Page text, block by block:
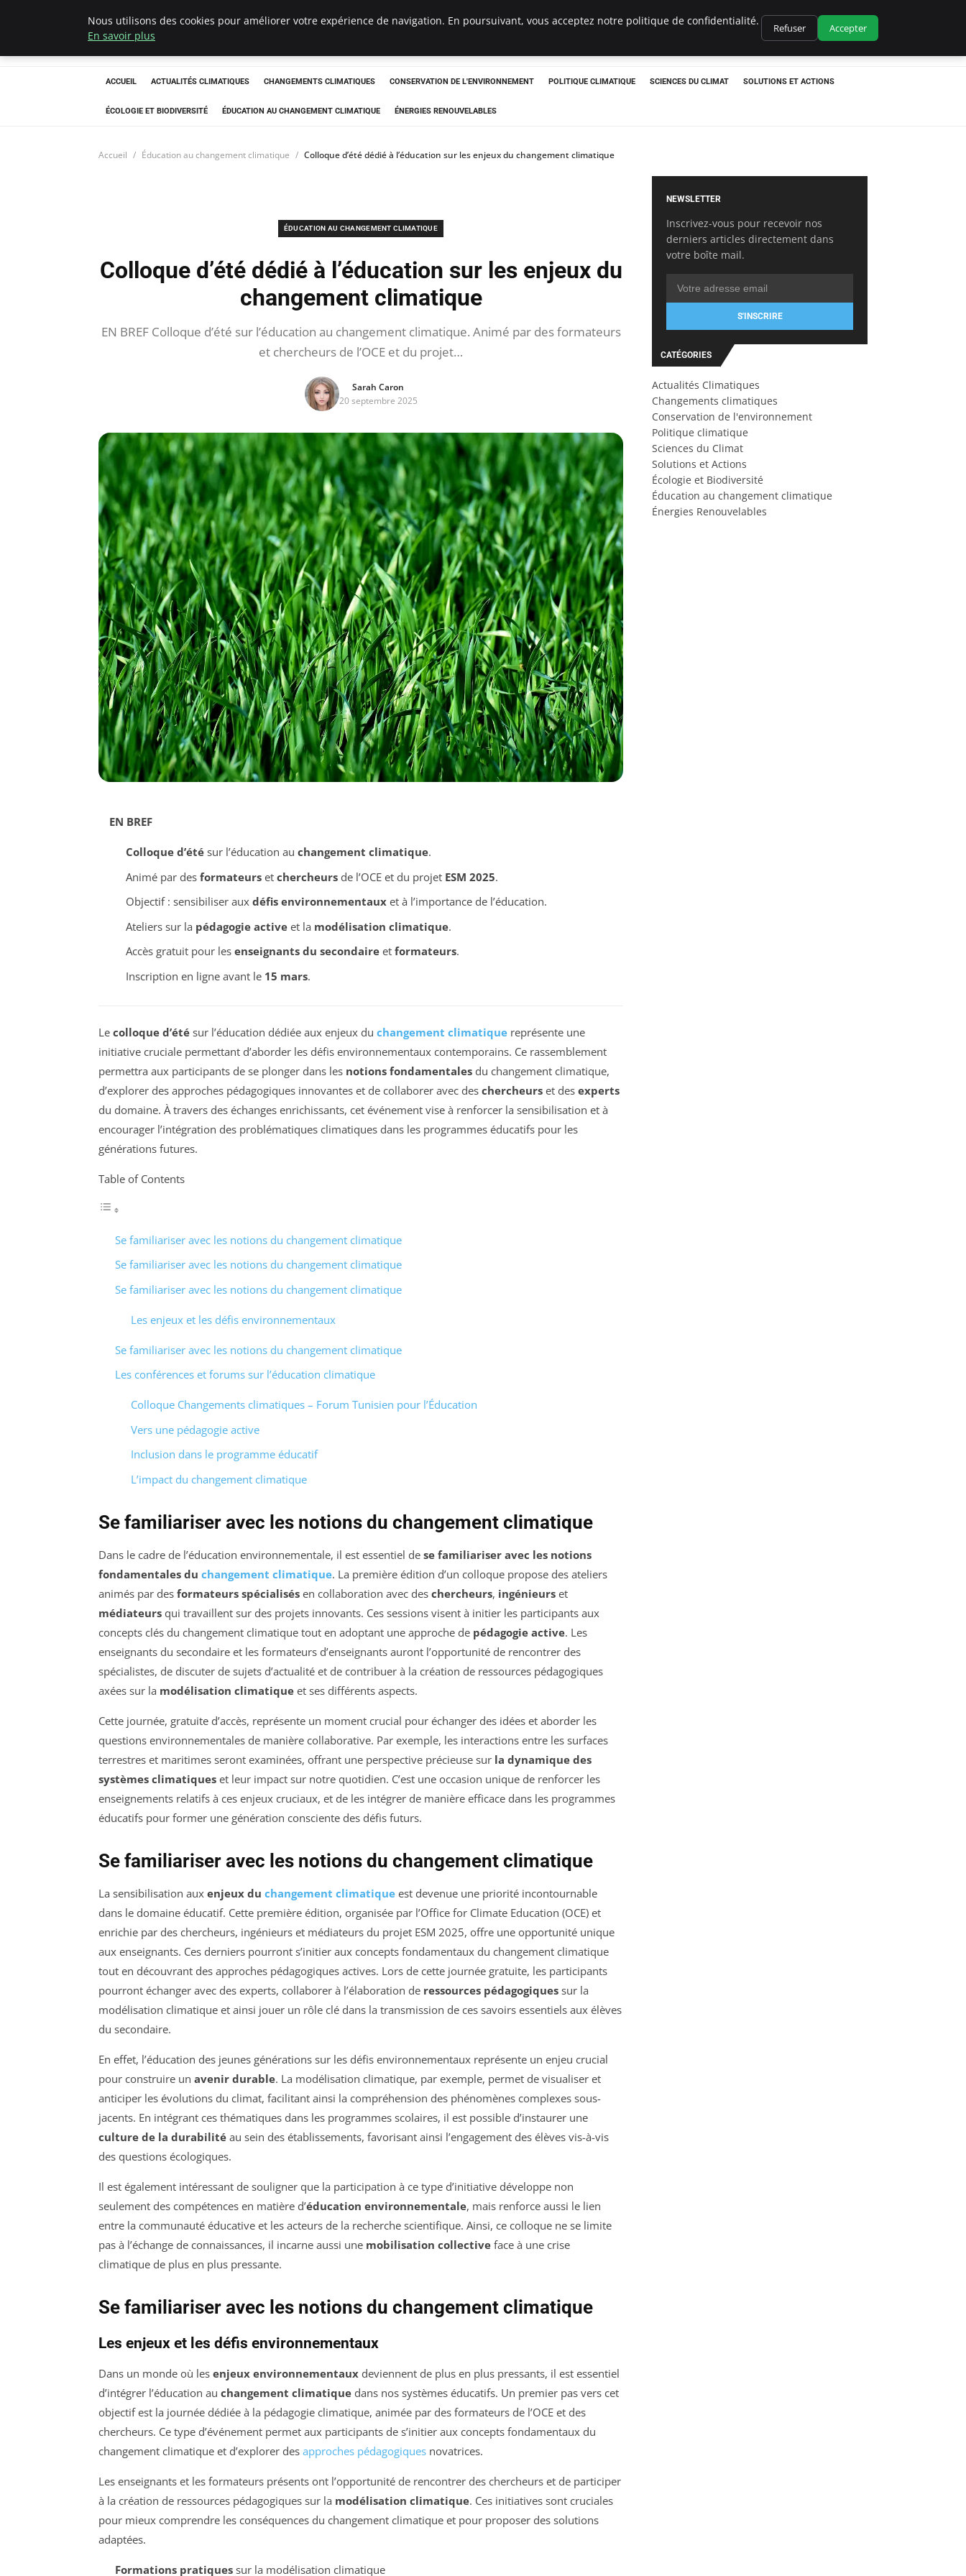
Climatedebtagents
ACCUEIL ACTUALITÉS CLIMATIQUES CHANGEMENTS CLIMATIQUES CONSERVATION DE L'ENVIRONNEMENT POLITIQUE CLIMATIQUE SCIENCES DU CLIMAT SOLUTIONS ET ACTIONS
ÉCOLOGIE ET BIODIVERSITÉ ÉDUCATION AU CHANGEMENT CLIMATIQUE ÉNERGIES RENOUVELABLES
Accueil Éducation au changement climatique Colloque d’été dédié à l’éducation sur les enjeux du changement climatique
ÉDUCATION AU CHANGEMENT CLIMATIQUE
Colloque d’été dédié à l’éducation sur les enjeux du
changement climatique
EN BREF Colloque d’été sur l’éducation au changement climatique. Animé par des formateurs
et chercheurs de l’OCE et du projet…
Sarah Caron
20 septembre 2025
EN BREF
Colloque d’étésur l’éducation au changement climatique.
Animé par des formateurset chercheursde l’OCE et du projet ESM 2025.
Objectif : sensibiliser aux défis environnementauxet à l’importance de l’éducation.
Ateliers sur la pédagogie activeet la modélisation climatique.
Accès gratuit pour les enseignants du secondaireet formateurs.
Inscription en ligne avant le 15 mars.
Le colloque d’été sur l’éducation dédiée aux enjeux du changement climatique représente une
initiative cruciale permettant d’aborder les défis environnementaux contemporains. Ce rassemblement
permettra aux participants de se plonger dans les notions fondamentales du changement climatique,
d’explorer des approches pédagogiques innovantes et de collaborer avec des chercheurs et des experts
du domaine. À travers des échanges enrichissants, cet événement vise à renforcer la sensibilisation et à
encourager l’intégration des problématiques climatiques dans les programmes éducatifs pour les
générations futures.
Table of Contents
Se familiariser avec les notions du changement climatique
Se familiariser avec les notions du changement climatique
Se familiariser avec les notions du changement climatique
Les enjeux et les défis environnementaux
Se familiariser avec les notions du changement climatique
Les conférences et forums sur l’éducation climatique
Colloque Changements climatiques – Forum Tunisien pour l’Éducation
Vers une pédagogie active
Inclusion dans le programme éducatif
L’impact du changement climatique
Se familiariser avec les notions du changement climatique
Dans le cadre de l’éducation environnementale, il est essentiel de se familiariser avec les notions
fondamentales du changement climatique. La première édition d’un colloque propose des ateliers
animés par des formateurs spécialisés en collaboration avec des chercheurs, ingénieurs et
médiateurs qui travaillent sur des projets innovants. Ces sessions visent à initier les participants aux
concepts clés du changement climatique tout en adoptant une approche de pédagogie active. Les
enseignants du secondaire et les formateurs d’enseignants auront l’opportunité de rencontrer des
spécialistes, de discuter de sujets d’actualité et de contribuer à la création de ressources pédagogiques
axées sur la modélisation climatique et ses différents aspects.
Cette journée, gratuite d’accès, représente un moment crucial pour échanger des idées et aborder les
questions environnementales de manière collaborative. Par exemple, les interactions entre les surfaces
terrestres et maritimes seront examinées, offrant une perspective précieuse sur la dynamique des
systèmes climatiques et leur impact sur notre quotidien. C’est une occasion unique de renforcer les
enseignements relatifs à ces enjeux cruciaux, et de les intégrer de manière efficace dans les programmes
éducatifs pour former une génération consciente des défis futurs.
Se familiariser avec les notions du changement climatique
La sensibilisation aux enjeux du changement climatique est devenue une priorité incontournable
dans le domaine éducatif. Cette première édition, organisée par l’Office for Climate Education (OCE) et
enrichie par des chercheurs, ingénieurs et médiateurs du projet ESM 2025, offre une opportunité unique
aux enseignants. Ces derniers pourront s’initier aux concepts fondamentaux du changement climatique
tout en découvrant des approches pédagogiques actives. Lors de cette journée gratuite, les participants
pourront échanger avec des experts, collaborer à l’élaboration de ressources pédagogiques sur la
modélisation climatique et ainsi jouer un rôle clé dans la transmission de ces savoirs essentiels aux élèves
du secondaire.
En effet, l’éducation des jeunes générations sur les défis environnementaux représente un enjeu crucial
pour construire un avenir durable. La modélisation climatique, par exemple, permet de visualiser et
anticiper les évolutions du climat, facilitant ainsi la compréhension des phénomènes complexes sous-
jacents. En intégrant ces thématiques dans les programmes scolaires, il est possible d’instaurer une
culture de la durabilité au sein des établissements, favorisant ainsi l’engagement des élèves vis-à-vis
des questions écologiques.
Il est également intéressant de souligner que la participation à ce type d’initiative développe non
seulement des compétences en matière d’éducation environnementale, mais renforce aussi le lien
entre la communauté éducative et les acteurs de la recherche scientifique. Ainsi, ce colloque ne se limite
pas à l’échange de connaissances, il incarne aussi une mobilisation collective face à une crise
climatique de plus en plus pressante.
Se familiariser avec les notions du changement climatique
Les enjeux et les défis environnementaux
Dans un monde où les enjeux environnementaux deviennent de plus en plus pressants, il est essentiel
d’intégrer l’éducation au changement climatique dans nos systèmes éducatifs. Un premier pas vers cet
objectif est la journée dédiée à la pédagogie climatique, animée par des formateurs de l’OCE et des
chercheurs. Ce type d’événement permet aux participants de s’initier aux concepts fondamentaux du
changement climatique et d’explorer des approches pédagogiques novatrices.
Les enseignants et les formateurs présents ont l’opportunité de rencontrer des chercheurs et de participer
à la création de ressources pédagogiques sur la modélisation climatique. Ces initiatives sont cruciales
pour mieux comprendre les conséquences du changement climatique et pour proposer des solutions
adaptées.
Formations pratiquessur la modélisation climatique
NEWSLETTER
Inscrivez-vous pour recevoir nos
derniers articles directement dans
votre boîte mail.
S'INSCRIRE
CATÉGORIES
Actualités Climatiques
Changements climatiques
Conservation de l'environnement
Politique climatique
Sciences du Climat
Solutions et Actions
Écologie et Biodiversité
Éducation au changement climatique
Énergies Renouvelables
Nous utilisons des cookies pour améliorer votre expérience de navigation. En poursuivant, vous acceptez notre politique de confidentialité.
En savoir plus
Refuser Accepter